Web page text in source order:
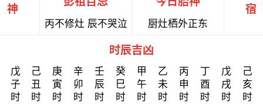
神
丙不修灶 辰不哭泣 厨灶栖外正东
宿
时辰吉凶
戊
子
时
己
丑
时
庚
寅
时
辛
卯
时
壬
辰
时
癸
巳
时
甲
午
时
乙
未
时
丙
申
时
丁
酉
时
戊
戌
时
己
亥
时